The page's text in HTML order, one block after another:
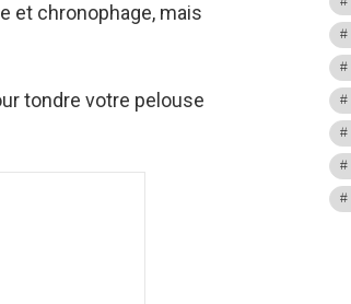
et chronophage, mais
tondre votre pelouse